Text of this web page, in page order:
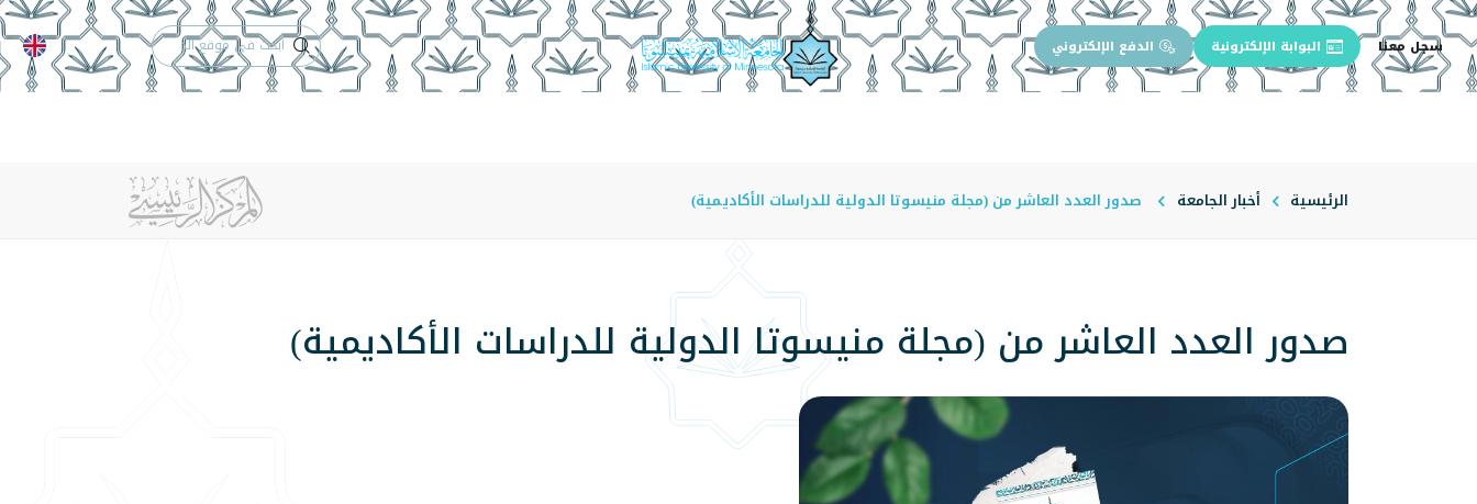
سجل معنا البوابة الإلكترونية الدفع الإلكتروني الدعم الفنيالتقويم الجامعي
الرئيسية أخبار الجامعة صدور العدد العاشر من (مجلة منيسوتا الدولية للدراسات الأكاديمية)
صدور العدد العاشر من (مجلة منيسوتا الدولية للدراسات الأكاديمية)